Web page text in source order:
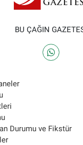
BU ÇAĞIN
Durumu ve Fikstür